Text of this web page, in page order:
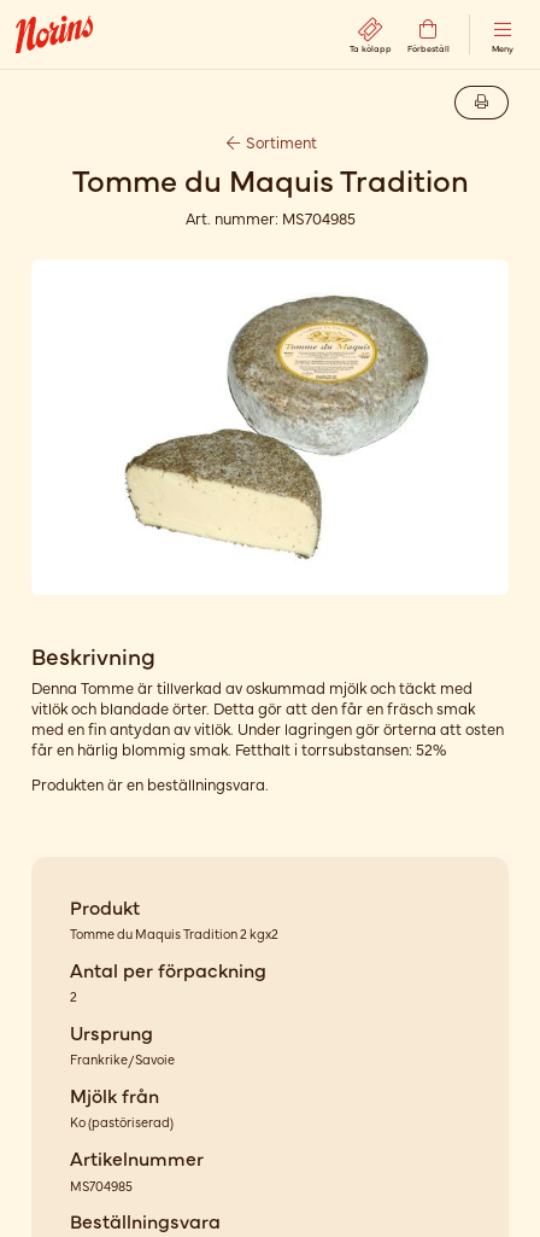
Ta kölapp Förbeställ Meny
Sortiment
Tomme du Maquis Tradition
Art. nummer: MS704985
Beskrivning
Denna Tomme är tillverkad av oskummad mjölk och täckt med
vitlök och blandade örter. Detta gör att den får en fräsch smak
med en fin antydan av vitlök. Under lagringen gör örterna att osten
får en härlig blommig smak. Fetthalt i torrsubstansen: 52%
Produkten är en beställningsvara.
Produkt
Tomme du Maquis Tradition 2 kgx2
Antal per förpackning
2
Ursprung
Frankrike/Savoie
Mjölk från
Ko(pastöriserad)
Artikelnummer
MS704985
Beställningsvara